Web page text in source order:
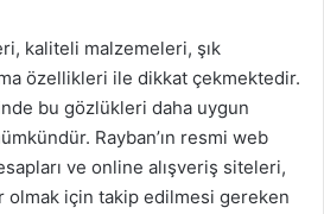
kaliteli malzemeleri, şık
özellikleri ile dikkat çekmektedir.
bu gözlükleri daha uygun
Rayban’ın resmi web
ve online alışveriş siteleri,
olmak için takip edilmesi gereken